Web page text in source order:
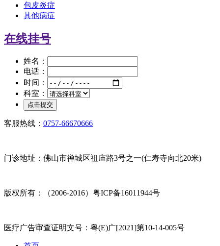
包皮炎症
其他病症
在线挂号
姓名：
电话：
时间：
科室：
客服热线： 0757-66670666
门诊地址：佛山市禅城区祖庙路3号之一(仁寿寺向北20米)
版权所有：（2006-2016）粤ICP备16011944号
医疗广告审查证明文号：粤(E)广[2021]第10-14-005号